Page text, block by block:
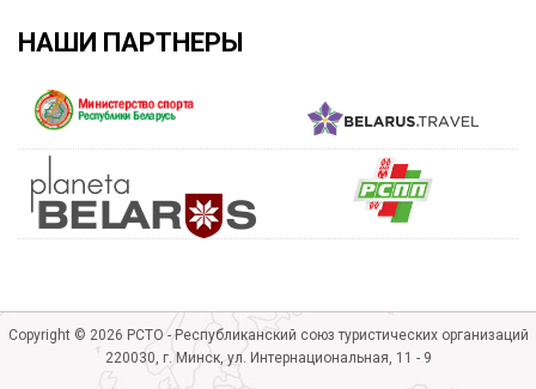
НАШИ ПАРТНЕРЫ
Copyright © 2026 РСТО - Республиканский союз туристических организаций
220030, г. Минск, ул. Интернациональная, 11 - 9